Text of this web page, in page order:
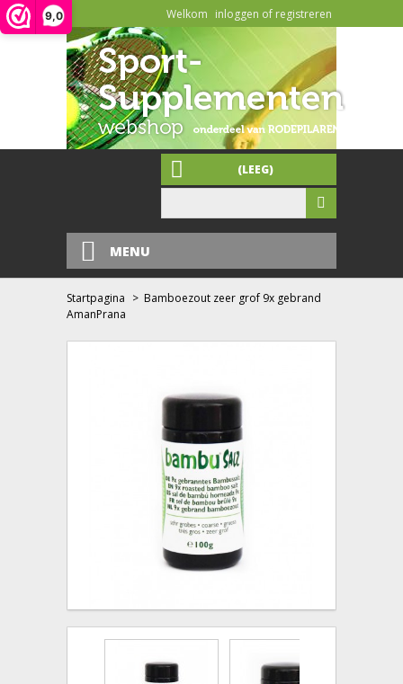
9,0 Welkom inloggen of registreren
(LEEG)
MENU
Startpagina > Bamboezout zeer grof 9x gebrand
AmanPrana